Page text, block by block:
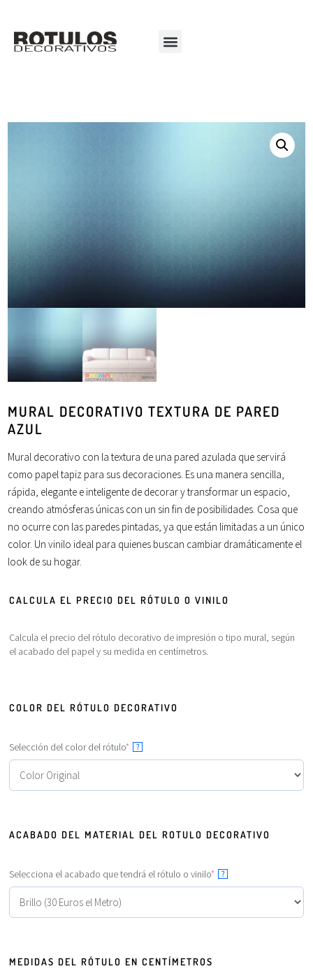
MURAL DECORATIVO TEXTURA DE PARED
AZUL
Mural decorativo con la textura de una pared azulada que servirá
como papel tapiz para sus decoraciones. Es una manera sencilla,
rápida, elegante e inteligente de decorar y transformar un espacio,
creando atmósferas únicas con un sin fin de posibilidades. Cosa que
no ocurre con las paredes pintadas, ya que están limitadas a un único
color. Un vinilo ideal para quienes buscan cambiar dramáticamente el
look de su hogar.
CALCULA EL PRECIO DEL RÓTULO O VINILO
Calcula el precio del rótulo decorativo de impresión o tipo mural, según
el acabado del papel y su medida en centímetros.
COLOR DEL RÓTULO DECORATIVO
Selección del color del rótulo* ?
ACABADO DEL MATERIAL DEL ROTULO DECORATIVO
Selecciona el acabado que tendrá el rótulo o vinilo* ?
MEDIDAS DEL RÓTULO EN CENTÍMETROS